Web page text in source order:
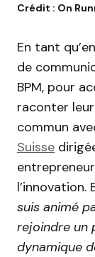
Crédit : On
En tant
de
BPM, pour
raconter
commun
Suisse
suis animé
rejoindre un
dynamique